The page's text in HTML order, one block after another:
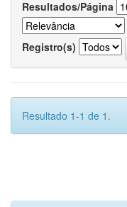
Resultados/Página
Registro(s)
Resultado 1-1 de 1.